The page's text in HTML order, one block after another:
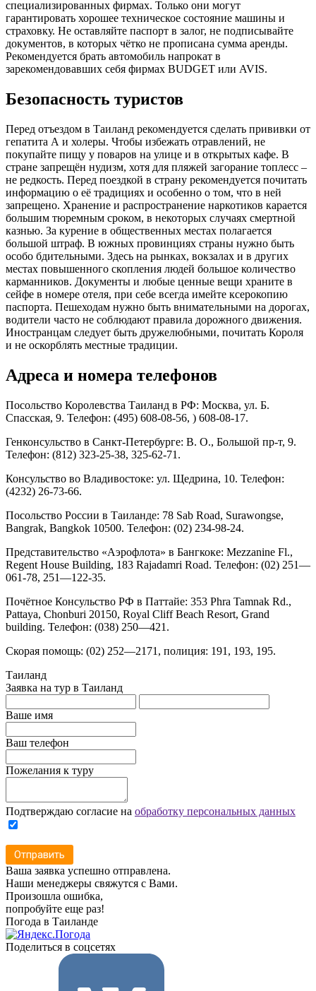
специализированных фирмах. Только они могут
гарантировать хорошее техническое состояние машины и
страховку. Не оставляйте паспорт в залог, не подписывайте
документов, в которых чётко не прописана сумма аренды.
Рекомендуется брать автомобиль напрокат в
зарекомендовавших себя фирмах BUDGET или AVIS.
Безопасность туристов
Перед отъездом в Таиланд рекомендуется сделать прививки от
гепатита А и холеры. Чтобы избежать отравлений, не
покупайте пищу у поваров на улице и в открытых кафе. В
стране запрещён нудизм, хотя для пляжей загорание топлесс –
не редкость. Перед поездкой в страну рекомендуется почитать
информацию о её традициях и особенно о том, что в ней
запрещено. Хранение и распространение наркотиков карается
большим тюремным сроком, в некоторых случаях смертной
казнью. За курение в общественных местах полагается
большой штраф. В южных провинциях страны нужно быть
особо бдительными. Здесь на рынках, вокзалах и в других
местах повышенного скопления людей большое количество
карманников. Документы и любые ценные вещи храните в
сейфе в номере отеля, при себе всегда имейте ксерокопию
паспорта. Пешеходам нужно быть внимательными на дорогах,
водители часто не соблюдают правила дорожного движения.
Иностранцам следует быть дружелюбными, почитать Короля
и не оскорблять местные традиции.
Адреса и номера телефонов
Посольство Королевства Таиланд в РФ: Москва, ул. Б.
Спасская, 9. Телефон: (495) 608-08-56, ) 608-08-17.
Генконсульство в Санкт-Петербурге: В. О., Большой пр-т, 9.
Телефон: (812) 323-25-38, 325-62-71.
Консульство во Владивостоке: ул. Щедрина, 10. Телефон:
(4232) 26-73-66.
Посольство России в Таиланде: 78 Sab Road, Surawongse,
Bangrak, Bangkok 10500. Телефон: (02) 234-98-24.
Представительство «Аэрофлота» в Бангкоке: Mezzanine Fl.,
Regent House Building, 183 Rajadamri Road. Телефон: (02) 251—
061-78, 251—122-35.
Почётное Консульство РФ в Паттайе: 353 Phra Tamnak Rd.,
Pattaya, Chonburi 20150, Royal Cliff Beach Resort, Grand
building. Телефон: (038) 250—421.
Скорая помощь: (02) 252—2171, полиция: 191, 193, 195.
Таиланд
Заявка на тур в Таиланд
Ваше имя
Ваш телефон
Пожелания к туру
Подтверждаю согласие на обработку персональных данных
Отправить
Ваша заявка успешно отправлена.
Наши менеджеры свяжутся с Вами.
Произошла ошибка,
попробуйте еще раз!
Погода в Таиланде
Поделиться в соцсетях